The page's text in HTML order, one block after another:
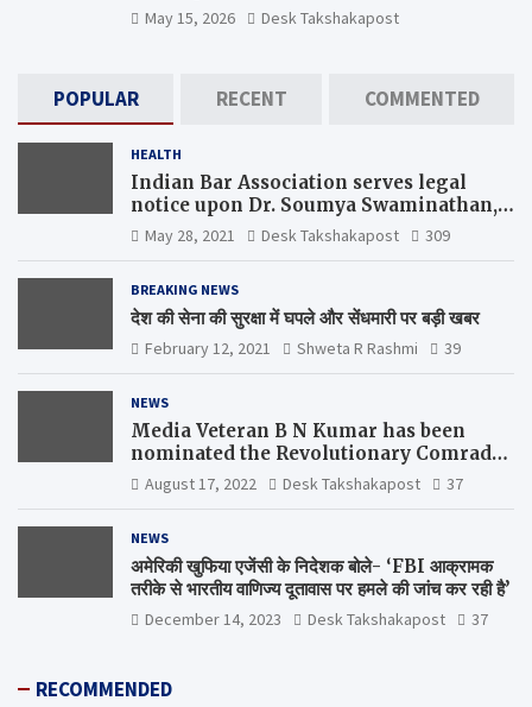
May 15, 2026 Desk Takshakapost
POPULAR RECENT COMMENTED
HEALTH
Indian Bar Association serves legal
notice upon Dr. Soumya Swaminathan,
the Chief Scientist, WHO
May 28, 2021 Desk Takshakapost 309
BREAKING NEWS
देश की सेना की सुरक्षा में घपले और सेंधमारी पर बड़ी खबर
February 12, 2021 Shweta R Rashmi 39
NEWS
Media Veteran B N Kumar has been
nominated the Revolutionary Comrade
Shiv Varma Media Award 2022-23
August 17, 2022 Desk Takshakapost 37
NEWS
अमेरिकी खुफिया एजेंसी के निदेशक बोले- ‘FBI आक्रामक
तरीके से भारतीय वाणिज्य दूतावास पर हमले की जांच कर रही है’
December 14, 2023 Desk Takshakapost 37
RECOMMENDED